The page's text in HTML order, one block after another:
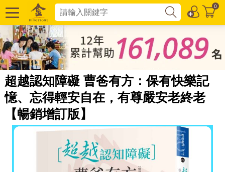
0
超越認知障礙 曹爸有方：保有快樂記
憶、忘得輕安自在，有尊嚴安老終老
【暢銷增訂版】